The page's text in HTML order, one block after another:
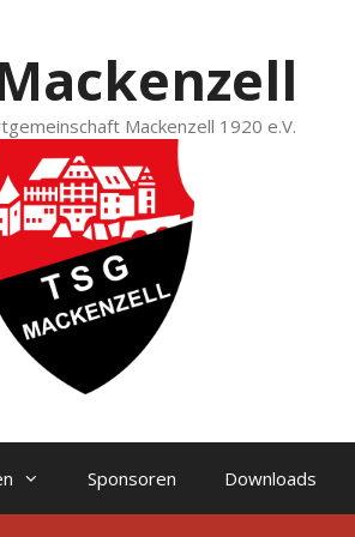
Mackenzell 1920 e.V.
Sponsoren Downloads